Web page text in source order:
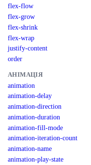
flex-flow
flex-grow
flex-shrink
flex-wrap
justify-content
order
АНІМАЦІЯ
animation
animation-delay
animation-direction
animation-duration
animation-fill-mode
animation-iteration-count
animation-name
animation-play-state